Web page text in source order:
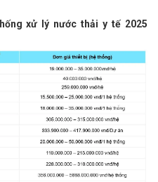
xử lý nước thải y tế 2025